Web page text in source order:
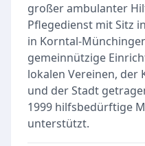
großer ambulanter
Pflegedienst mit Sitz
in Korntal-
gemeinnützige
lokalen Vereinen, der
und der Stadt
1999 hilfsbedürftige
unterstützt.